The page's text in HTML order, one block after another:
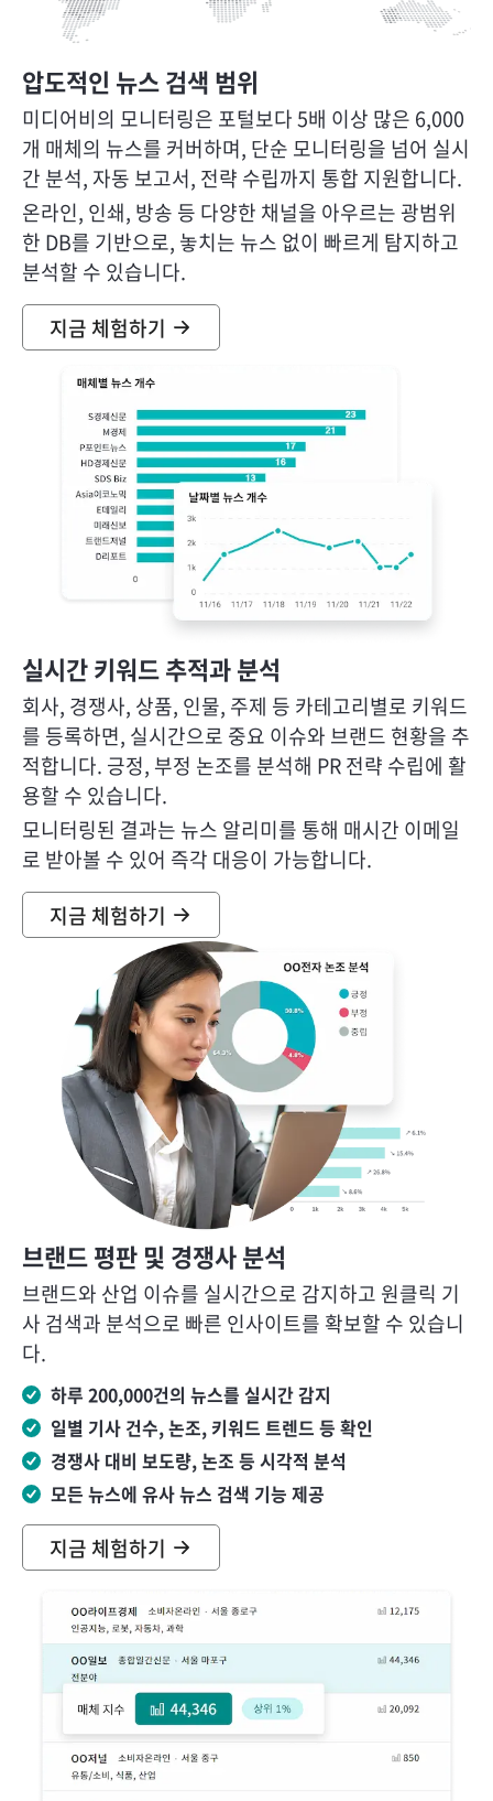
압도적인 뉴스 검색 범위
미디어비의 모니터링은 포털보다 5배 이상 많은 6,000
개 매체의 뉴스를 커버하며, 단순 모니터링을 넘어 실시
간 분석, 자동 보고서, 전략 수립까지 통합 지원합니다.
온라인, 인쇄, 방송 등 다양한 채널을 아우르는 광범위
한 DB를 기반으로, 놓치는 뉴스 없이 빠르게 탐지하고
분석할 수 있습니다.
지금 체험하기
실시간 키워드 추적과 분석
회사, 경쟁사, 상품, 인물, 주제 등 카테고리별로 키워드
를 등록하면, 실시간으로 중요 이슈와 브랜드 현황을 추
적합니다. 긍정, 부정 논조를 분석해 PR 전략 수립에 활
용할 수 있습니다.
모니터링된 결과는 뉴스 알리미를 통해 매시간 이메일
로 받아볼 수 있어 즉각 대응이 가능합니다.
지금 체험하기
브랜드 평판 및 경쟁사 분석
브랜드와 산업 이슈를 실시간으로 감지하고 원클릭 기
사 검색과 분석으로 빠른 인사이트를 확보할 수 있습니
다.
하루 200,000건의 뉴스를 실시간 감지
일별 기사 건수, 논조, 키워드 트렌드 등 확인
경쟁사 대비 보도량, 논조 등 시각적 분석
모든 뉴스에 유사 뉴스 검색 기능 제공
지금 체험하기